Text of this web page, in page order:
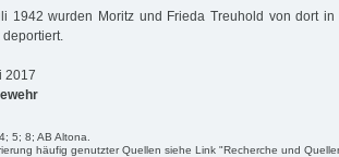
1942 wurden Moritz und Frieda Treuhold von dort in
2017
5; 8; AB Altona.
häufig genutzter Quellen siehe Link "Recherche und